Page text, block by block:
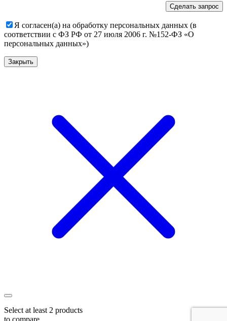
Я согласен(а) на обработку персональных данных (в
соответствии с ФЗ РФ от 27 июля 2006 г. №152-ФЗ «О
персональных данных»)
Закрыть
Select at least 2 products